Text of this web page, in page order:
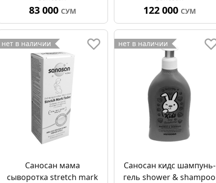
83 000 СУМ 122 000 СУМ
нет в наличии
Саносан мама
сыворотка stretch mark
нет в наличии
Саносан кидс шампунь-
гель shower & shampoo